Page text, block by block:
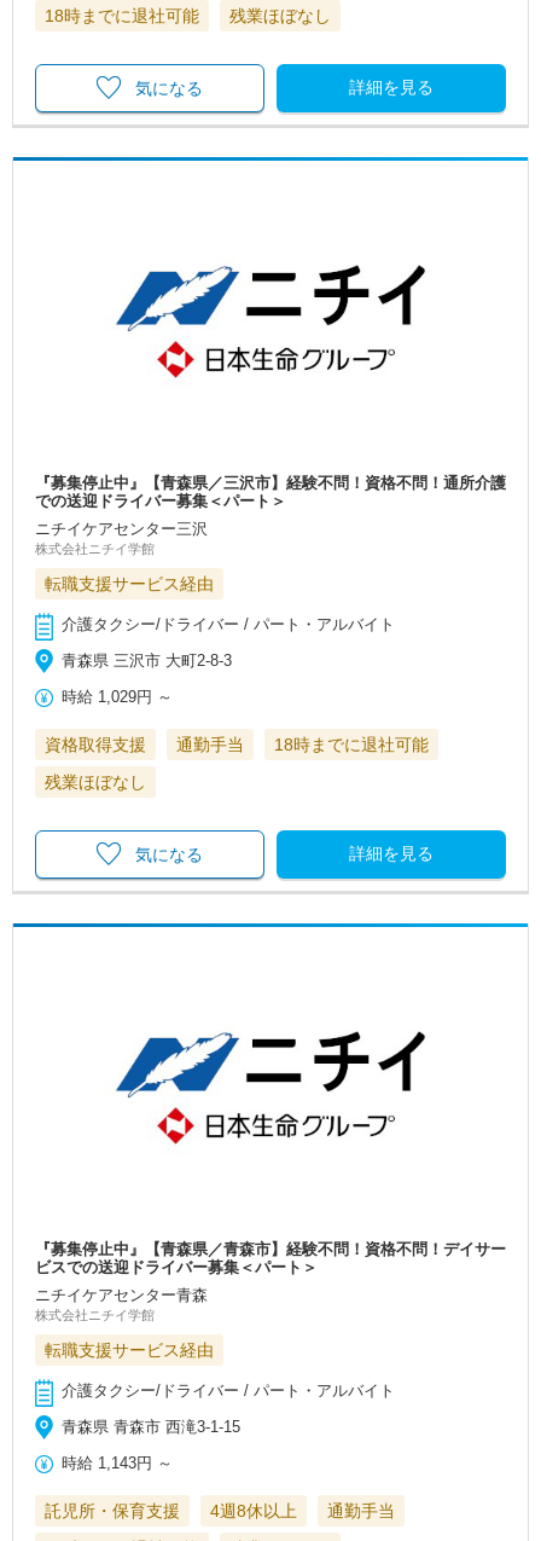
18時までに退社可能
残業ほぼなし
詳細を見る
気になる
『募集停止中』【青森県／三沢市】経験不問！資格不問！通所介護
での送迎ドライバー募集＜パート＞
ニチイケアセンター三沢
株式会社ニチイ学館
転職支援サービス経由
介護タクシー/ドライバー / パート・アルバイト
青森県 三沢市 大町2-8-3
時給 1,029円 ～
資格取得支援 通勤手当
18時までに退社可能
残業ほぼなし
詳細を見る
気になる
『募集停止中』【青森県／青森市】経験不問！資格不問！デイサー
ビスでの送迎ドライバー募集＜パート＞
ニチイケアセンター青森
株式会社ニチイ学館
転職支援サービス経由
介護タクシー/ドライバー / パート・アルバイト
青森県 青森市 西滝3-1-15
時給 1,143円 ～
託児所・保育支援 4週8休以上
通勤手当